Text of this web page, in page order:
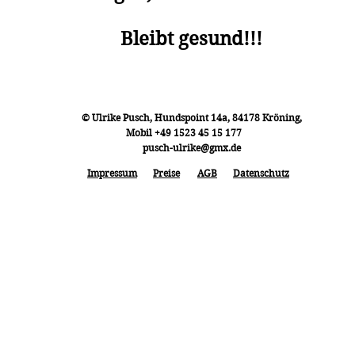
Bleibt gesund!!!
© Ulrike Pusch, Hundspoint 14a, 84178 Kröning,
Mobil +49 1523 45 15 177
pusch-ulrike@gmx.de
Impressum Preise AGB Datenschutz